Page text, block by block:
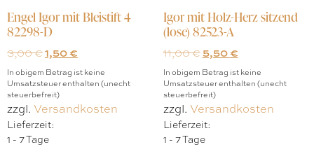
Engel Igor mit Bleistift 4
82298-D
3,00€1,50€
In obigem Betrag ist keine
Umsatzsteuer enthalten (unecht
steuerbefreit)
zzgl. Versandkosten
Lieferzeit:
1 - 7 Tage
Igor mit Holz-Herz sitzend
(lose) 82523-A
11,00€5,50€
In obigem Betrag ist keine
Umsatzsteuer enthalten (unecht
steuerbefreit)
zzgl. Versandkosten
Lieferzeit:
1 - 7 Tage